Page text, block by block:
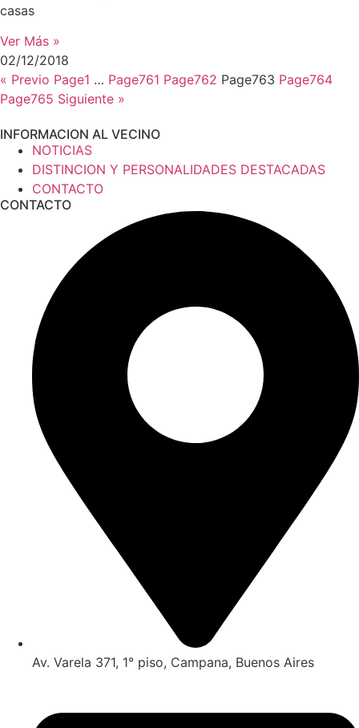
casas
Ver Más »
02/12/2018
« Previo Page1 … Page761 Page762 Page763 Page764
Page765 Siguiente »
INFORMACION AL VECINO
NOTICIAS
DISTINCION Y PERSONALIDADES DESTACADAS
CONTACTO
CONTACTO
Av. Varela 371, 1° piso, Campana, Buenos Aires